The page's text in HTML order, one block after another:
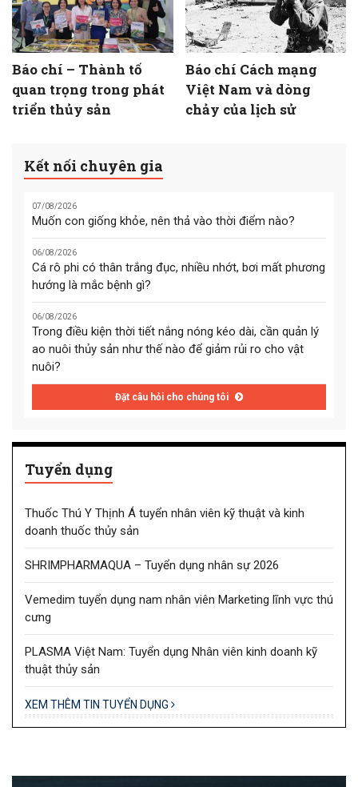
Báo chí – Thành tố
quan trọng trong phát
triển thủy sản
Báo chí Cách mạng
Việt Nam và dòng
chảy của lịch sử
Kết nối chuyên gia
07/08/2026
Muốn con giống khỏe, nên thả vào thời điểm nào?
06/08/2026
Cá rô phi có thân trắng đục, nhiều nhớt, bơi mất phương
hướng là mắc bệnh gì?
06/08/2026
Trong điều kiện thời tiết nắng nóng kéo dài, cần quản lý
ao nuôi thủy sản như thế nào để giảm rủi ro cho vật
nuôi?
Đặt câu hỏi cho chúng tôi
Tuyển dụng
Thuốc Thú Y Thịnh Á tuyển nhân viên kỹ thuật và kinh
doanh thuốc thủy sản
SHRIMPHARMAQUA – Tuyển dụng nhân sự 2026
Vemedim tuyển dụng nam nhân viên Marketing lĩnh vực thú
cưng
PLASMA Việt Nam: Tuyển dụng Nhân viên kinh doanh kỹ
thuật thủy sản
XEM THÊM TIN TUYỂN DỤNG